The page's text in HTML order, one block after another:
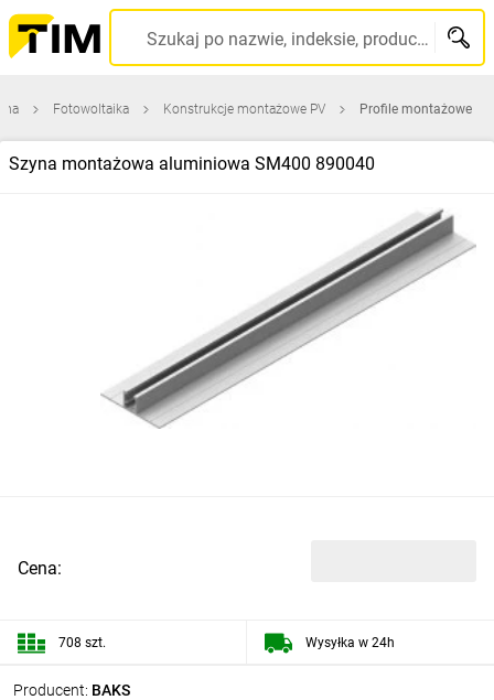
Szukaj po nazwie, indeksie, producencie, kodzie kreskowym...
Fotowoltaika Konstrukcje montażowe PV Profile montażowe
Szyna montażowa aluminiowa SM400 890040
Producent: BAKS
Cena:
708 szt. Wysyłka w 24h